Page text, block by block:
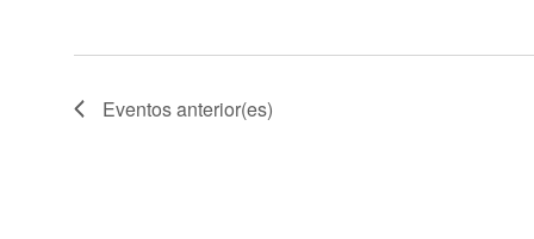
Eventosanterior(es)